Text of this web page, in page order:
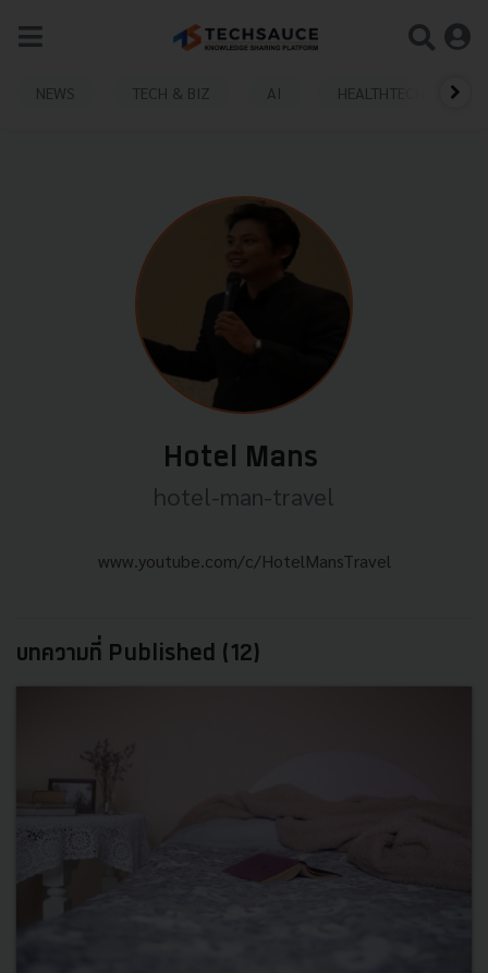
NEWS TECH & BIZ AI HEALTHTECH
Hotel Mans
hotel-man-travel
www.youtube.com/c/HotelMansTravel
บทความที่ Published (12)